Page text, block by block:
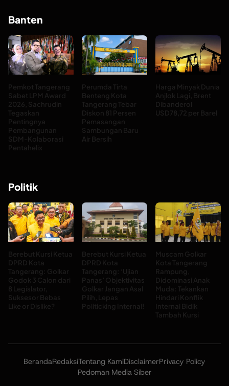
Banten
Pemkot Tangerang
Sabet LPM Award
2026, Sachrudin
Tegaskan
Pentingnya
Pembangunan
SDM-Kolaborasi
Pentahelix
Perumda Tirta
Benteng Kota
Tangerang Tebar
Diskon 81 Persen
Pemasangan
Sambungan Baru
Air Bersih
Harga Minyak Dunia
Anjlok Lagi, Brent
Dibanderol
USD78,72 per Barel
Politik
Berebut Kursi Ketua
DPRD Kota
Tangerang: Golkar
Godok 3 Calon dari
8 Legislator,
Suksesor Bebas
Like or Dislike?
Berebut Kursi Ketua
DPRD Kota
Tangerang: ‘Ujian
Panas’ Objektivitas
Golkar Jangan Asal
Pilih, Lepas
Politicking Internal!
Muscam Golkar
Kota Tangerang
Rampung,
Didominasi Anak
Muda: Tekankan
Hindari Konflik
Internal Bidik
Tambah Kursi
BerandaRedaksiTentang KamiDisclaimerPrivacy Policy
Pedoman Media Siber